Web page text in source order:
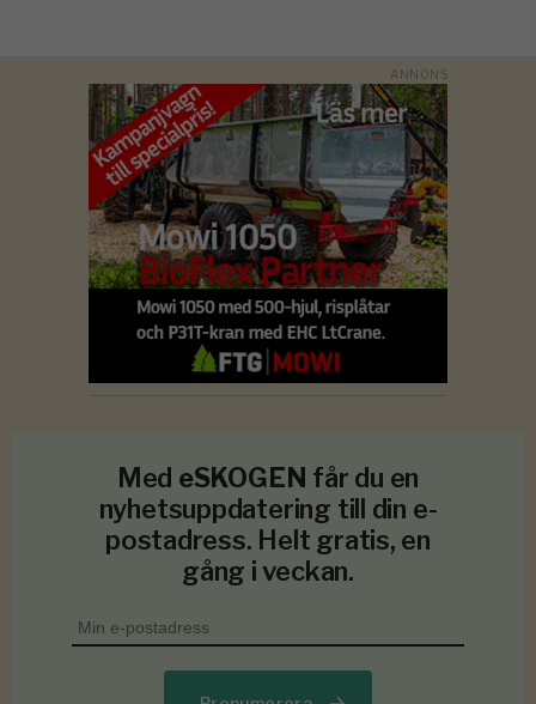
Med eSKOGEN får du en
nyhetsuppdatering till din e-
postadress. Helt gratis, en
gång i veckan.